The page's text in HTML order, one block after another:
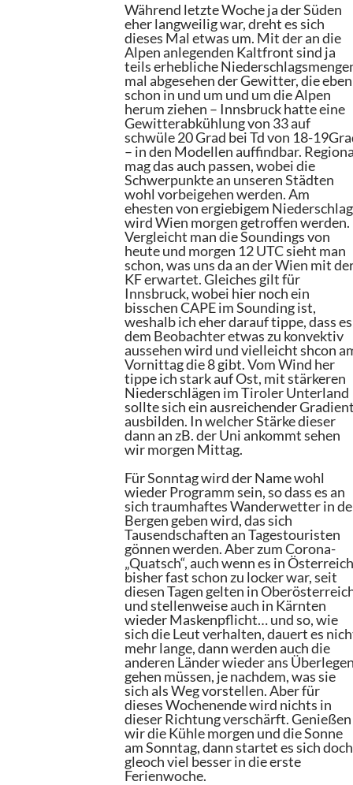
Während letzte Woche ja der Süden
eher langweilig war, dreht es sich
dieses Mal etwas um. Mit der an die
Alpen anlegenden Kaltfront sind ja
teils erhebliche
mal abgesehen der Gewitter, die eben
schon in und um und um die Alpen
herum ziehen – Innsbruck hatte eine
Gewitterabkühlung von 33 auf
schwüle 20 Grad bei Td von 18-
– in den Modellen auffindbar.
mag das auch passen, wobei die
Schwerpunkte an unseren Städten
wohl vorbeigehen werden. Am
ehesten von ergiebigem Niederschlag
wird Wien morgen getroffen werden.
Vergleicht man die Soundings von
heute und morgen 12 UTC sieht man
schon, was uns da an der Wien mit
KF erwartet. Gleiches gilt für
Innsbruck, wobei hier noch ein
bisschen CAPE im Sounding ist,
weshalb ich eher darauf tippe, dass es
dem Beobachter etwas zu konvektiv
aussehen wird und vielleicht shcon
Vornittag die 8 gibt. Vom Wind her
tippe ich stark auf Ost, mit stärkeren
Niederschlägen im Tiroler Unterland
sollte sich ein ausreichender
ausbilden. In welcher Stärke dieser
dann an zB. der Uni ankommt sehen
wir morgen Mittag.
Für Sonntag wird der Name wohl
wieder Programm sein, so dass es an
sich traumhaftes Wanderwetter in
Bergen geben wird, das sich
Tausendschaften an Tagestouristen
gönnen werden. Aber zum Corona-
„Quatsch“, auch wenn es in
bisher fast schon zu locker war, seit
diesen Tagen gelten in
und stellenweise auch in Kärnten
wieder Maskenpflicht… und so, wie
sich die Leut verhalten, dauert es
mehr lange, dann werden auch die
anderen Länder wieder ans
gehen müssen, je nachdem, was sie
sich als Weg vorstellen. Aber für
dieses Wochenende wird nichts in
dieser Richtung verschärft. Genießen
wir die Kühle morgen und die Sonne
am Sonntag, dann startet es sich doch
gleoch viel besser in die erste
Ferienwoche.